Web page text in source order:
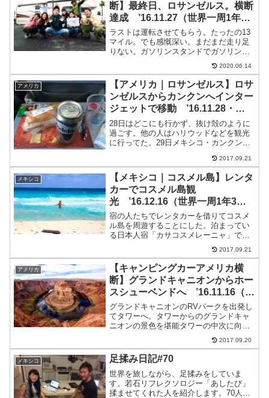
断】最終日、ロサンゼルス。横断
達成 ’16.11.27（世界一周1年2
ヶ月と27日目）
ラストは運転させてもらう。たったの13
マイル。でも感慨深い。まだまだ走り足
りない。ガソリンスタンドでガソリンを
満タンにしてついでに中をきれいに掃き
掃除。。。そして、返却場所のエルモン
テ社に到着。到着して、気づく。ん？お
れの靴知らなーい？？？...
2020.06.14
アメリカ
【アメリカ｜ロサンゼルス】ロサ
ンゼルスからカンクンへインター
ジェットで移動 ’16.11.28・
29（世界一周1年2ヶ月と28・29
日目）
28日はどこにも行かず、抜け殻のように
過ごす。他の人はハリウッドなどを観光
に行ってた。29日メキシコ・カンクンへ
で行く方法ロサンゼルス国際空港まで地
下鉄で安く行けるのをネットで調べた。
地下鉄でアビエーショ...
2017.09.21
メキシコ
【メキシコ｜コスメル島】レンタ
カーでコスメル島観
光 ’16.12.16（世界一周1年3ヶ
月と16日目）
宿の人たちでレンタカーを借りてコスメ
ル島を周遊することにした。泊まってい
る日本人宿「カサコスメレーニャ」でレ
ンタカーを手配してもらう。一番安い会
社でエアコンなしのオープンカー？で45
ドル。保険は最低限しかついていないの
でフルカバーを追加して...
2017.09.21
アメリカ
【キャンピングカーアメリカ横
断】グランドキャニオンからホー
スシューベンドへ ’16.11.16（世
界一周1年2ヶ月と16日目）
グランドキャニオンのRVパークを出発し
てタワーへ。タワーからのグランドキャ
ニオンの景色を堪能タワーの中次に向か
ったのはキャメロン。ここは西くんが初
めてアメリカに来た時、僕のバックパッ
クを借りていったそのお礼にここでお土
産を買ってくれた場所だ...
2017.09.20
メキシコ 足揉み日記#70
世界を旅しながら、足揉みをしていま
す。若石リフレクソロジー「あしたび」
揉ませてくれた人を紹介します。70人目